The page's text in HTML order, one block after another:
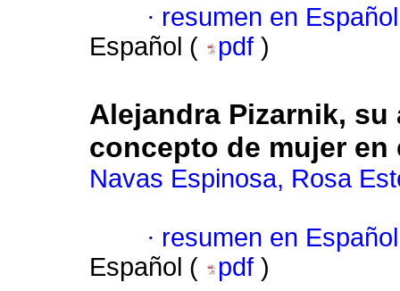
· resumen en Español
Español (
pdf )
Alejandra Pizarnik,
concepto de mujer
Navas Espinosa, Rosa
· resumen en Español
Español (
pdf )